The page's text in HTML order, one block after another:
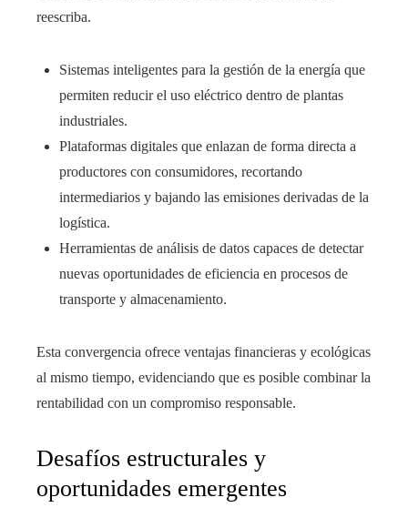
reescriba.
Sistemas inteligentes para la gestión de la energía que
permiten reducir el uso eléctrico dentro de plantas
industriales.
Plataformas digitales que enlazan de forma directa a
productores con consumidores, recortando
intermediarios y bajando las emisiones derivadas de la
logística.
Herramientas de análisis de datos capaces de detectar
nuevas oportunidades de eficiencia en procesos de
transporte y almacenamiento.
Esta convergencia ofrece ventajas financieras y ecológicas
al mismo tiempo, evidenciando que es posible combinar la
rentabilidad con un compromiso responsable.
Desafíos estructurales y
oportunidades emergentes